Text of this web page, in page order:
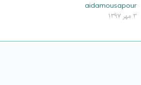
aidamousapour
۳ مهر ۱۳۹۷